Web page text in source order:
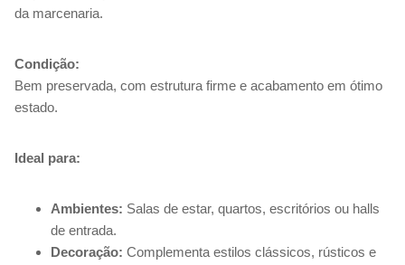
da marcenaria.
Condição:
Bem preservada, com estrutura firme e acabamento em ótimo
estado.
Ideal para:
Ambientes: Salas de estar, quartos, escritórios ou halls
de entrada.
Decoração: Complementa estilos clássicos, rústicos e